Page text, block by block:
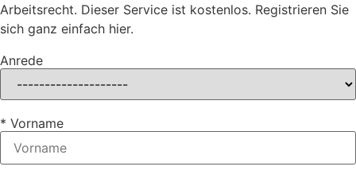
Arbeitsrecht. Dieser Service ist kostenlos. Registrieren Sie
sich ganz einfach hier.
Anrede
* Vorname